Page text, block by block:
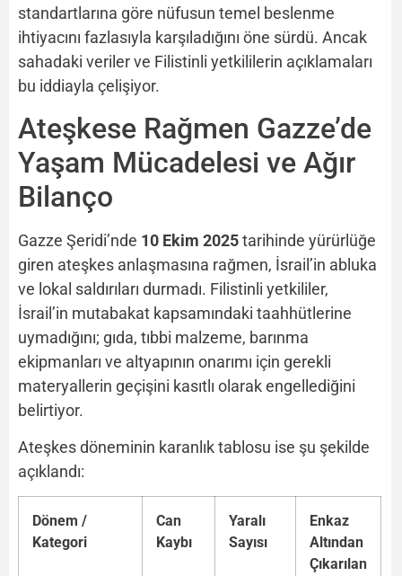
standartlarına göre nüfusun temel beslenme
ihtiyacını fazlasıyla karşıladığını öne sürdü. Ancak
sahadaki veriler ve Filistinli yetkililerin açıklamaları
bu iddiayla çelişiyor.
Ateşkese Rağmen Gazze’de
Yaşam Mücadelesi ve Ağır
Bilanço
Gazze Şeridi’nde 10 Ekim 2025tarihinde yürürlüğe
giren ateşkes anlaşmasına rağmen, İsrail’in abluka
ve lokal saldırıları durmadı. Filistinli yetkililer,
İsrail’in mutabakat kapsamındaki taahhütlerine
uymadığını; gıda, tıbbi malzeme, barınma
ekipmanları ve altyapının onarımı için gerekli
materyallerin geçişini kasıtlı olarak engellediğini
belirtiyor.
Ateşkes döneminin karanlık tablosu ise şu şekilde
açıklandı:
Dönem /
Kategori
Can
Kaybı
Yaralı
Sayısı
Enkaz
Altından
Çıkarılan